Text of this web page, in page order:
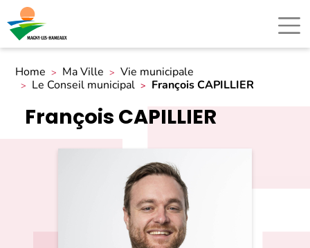
Home Ma Ville
Vie municipale
Le Conseil municipal
François CAPILLIER
François CAPILLIER